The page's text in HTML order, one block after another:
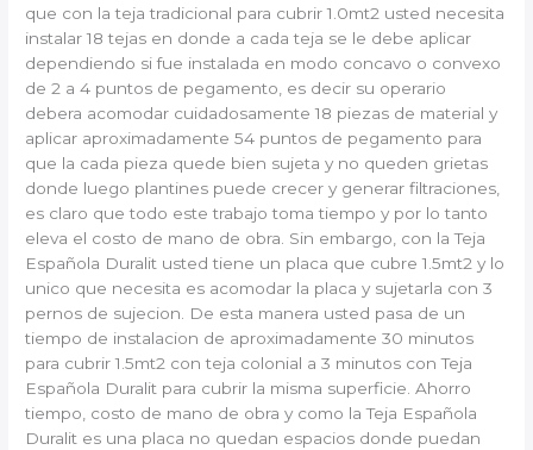
que con la teja tradicional para cubrir 1.0mt2 usted necesita
instalar 18 tejas en donde a cada teja se le debe aplicar
dependiendo si fue instalada en modo concavo o convexo
de 2 a 4 puntos de pegamento, es decir su operario
debera acomodar cuidadosamente 18 piezas de material y
aplicar aproximadamente 54 puntos de pegamento para
que la cada pieza quede bien sujeta y no queden grietas
donde luego plantines puede crecer y generar filtraciones,
es claro que todo este trabajo toma tiempo y por lo tanto
eleva el costo de mano de obra. Sin embargo, con la Teja
Española Duralit usted tiene un placa que cubre 1.5mt2 y lo
unico que necesita es acomodar la placa y sujetarla con 3
pernos de sujecion. De esta manera usted pasa de un
tiempo de instalacion de aproximadamente 30 minutos
para cubrir 1.5mt2 con teja colonial a 3 minutos con Teja
Española Duralit para cubrir la misma superficie. Ahorro
tiempo, costo de mano de obra y como la Teja Española
Duralit es una placa no quedan espacios donde puedan